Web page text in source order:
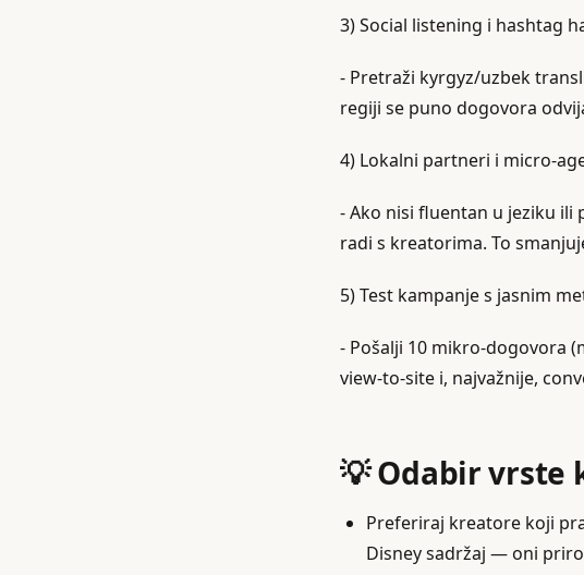
3) Social listening i hashtag
- Pretraži kyrgyz/uzbek
regiji se puno dogovora
4) Lokalni partneri i
- Ako nisi fluentan u jeziku ili
radi s kreatorima. To
5) Test kampanje s jasnim
- Pošalji 10 mikro‑dogovora
view‑to‑site i, najvažnije,
💡 Odabir vrste
Preferiraj kreatore koji
Disney sadržaj — oni